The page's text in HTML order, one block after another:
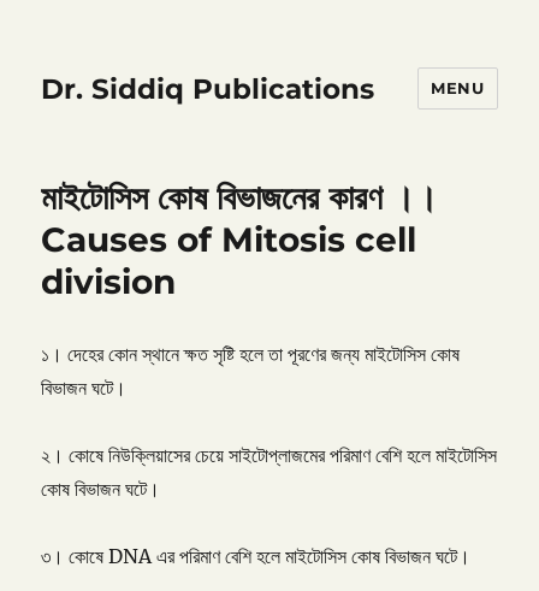
Dr. Siddiq Publications MENU
মাইটোসিস কোষ বিভাজনের কারণ ।।
Causes of Mitosis cell
division
১। দেহের কোন স্থানে ক্ষত সৃষ্টি হলে তা পূরণের জন্য মাইটোসিস কোষ
বিভাজন ঘটে।
২। কোষে নিউক্লিয়াসের চেয়ে সাইটোপ্লাজমের পরিমাণ বেশি হলে মাইটোসিস
কোষ বিভাজন ঘটে।
৩। কোষে DNA এর পরিমাণ বেশি হলে মাইটোসিস কোষ বিভাজন ঘটে।